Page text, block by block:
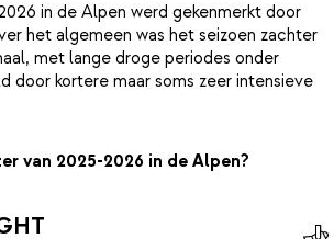
in de Alpen werd gekenmerkt door
het algemeen was het seizoen zachter
met lange droge periodes onder
door kortere maar soms zeer intensieve
van 2025-2026 in de Alpen?